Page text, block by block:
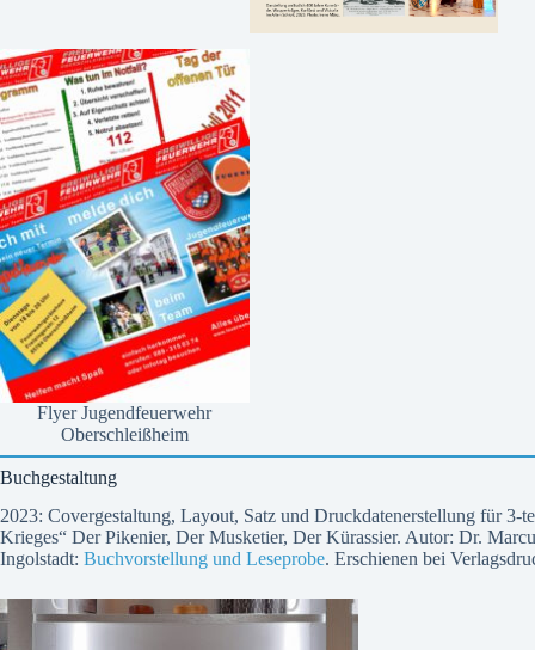
Flyer Jugendfeuerwehr
Oberschleißheim
Buchgestaltung
2023: Covergestaltung, Layout, Satz und Druckdatenerstellung für 3-
Krieges“ Der Pikenier, Der Musketier, Der Kürassier. Autor: Dr.
Ingolstadt: Buchvorstellung und Leseprobe. Erschienen bei